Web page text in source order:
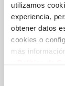
utilizamos
experiencia,
obtener datos
cookies o
más